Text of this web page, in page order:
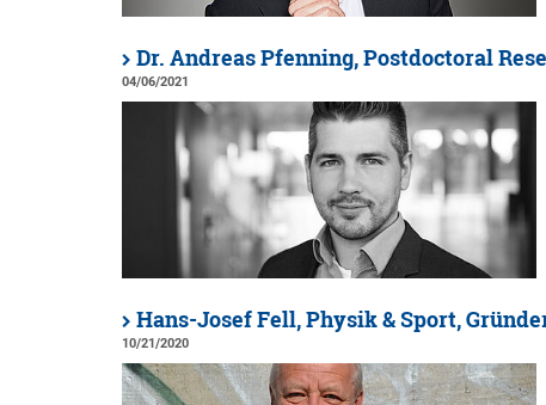
Dr. Andreas Pfenning, Postdoctoral
04/06/2021
Hans-Josef Fell, Physik & Sport,
10/21/2020